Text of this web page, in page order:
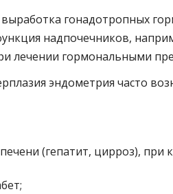
гонадотропных
надпочечников,
лечении гормональными
эндометрия часто
(гепатит, цирроз),